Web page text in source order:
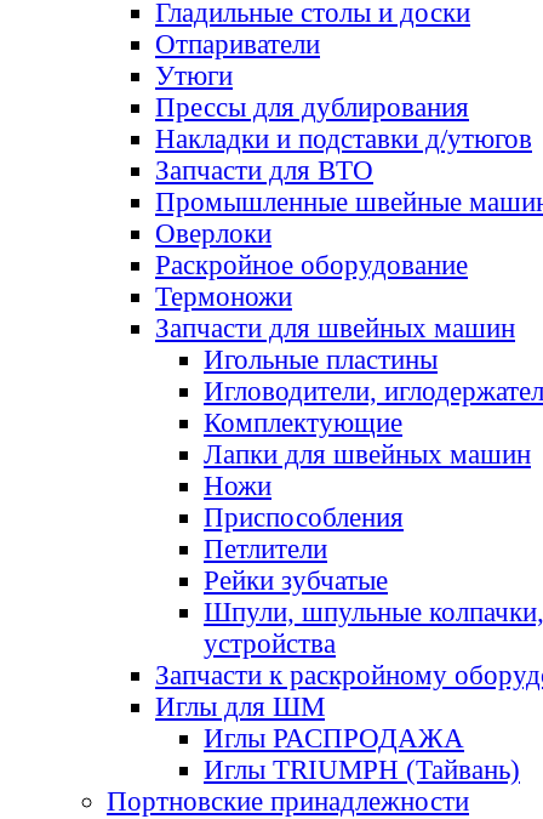
Гладильные столы и доски
Отпариватели
Утюги
Прессы для дублирования
Накладки и подставки д/утюгов
Запчасти для ВТО
Промышленные швейные
Оверлоки
Раскройное оборудование
Термоножи
Запчасти для швейных машин
Игольные пластины
Игловодители,
Комплектующие
Лапки для швейных машин
Ножи
Приспособления
Петлители
Рейки зубчатые
Шпули, шпульные
устройства
Запчасти к раскройному
Иглы для ШМ
Иглы РАСПРОДАЖА
Иглы TRIUMPH (Тайвань)
Портновские принадлежности